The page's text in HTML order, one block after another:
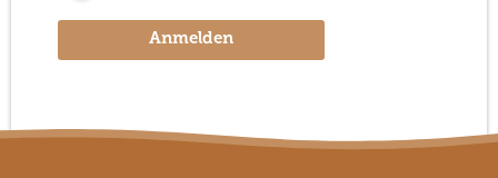
Anmelden